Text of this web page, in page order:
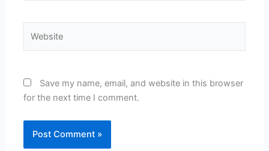
Save my name, email, and website in this browser
for the next time I comment.